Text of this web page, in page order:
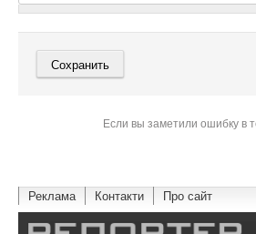
Если вы заметили ошибку в
Реклама Контакти Про сайт